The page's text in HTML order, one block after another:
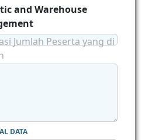
and Warehouse
Jumlah Peserta yang di
DATA